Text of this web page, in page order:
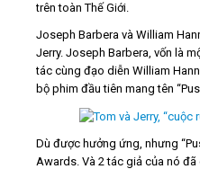
Kiến thức
Liên hệ - Đăng ký
trên toàn Thế Giới.
Joseph Barbera và William
Jerry. Joseph Barbera, vốn là
tác cùng đạo diễn William
bộ phim đầu tiên mang tên
Dù được hưởng ứng, nhưng
Awards. Và 2 tác giả của nó